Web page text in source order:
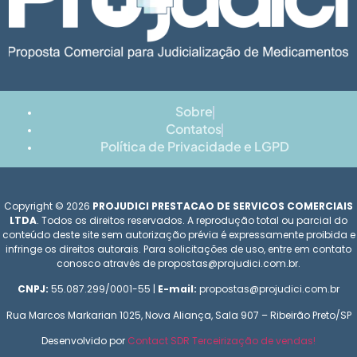
Sobre
Contatos
Política de Privacidade e LGPD
Copyright © 2026 PROJUDICI PRESTACAO DE SERVICOS COMERCIAIS
LTDA. Todos os direitos reservados. A reprodução total ou parcial do
conteúdo deste site sem autorização prévia é expressamente proibida e
infringe os direitos autorais. Para solicitações de uso, entre em contato
conosco através de propostas@projudici.com.br.
CNPJ: 55.087.299/0001-55 | E-mail: propostas@projudici.com.br
Rua Marcos Markarian 1025, Nova Aliança, Sala 907 – Ribeirão Preto/SP
Desenvolvido por Contact SDR Terceirização de vendas!